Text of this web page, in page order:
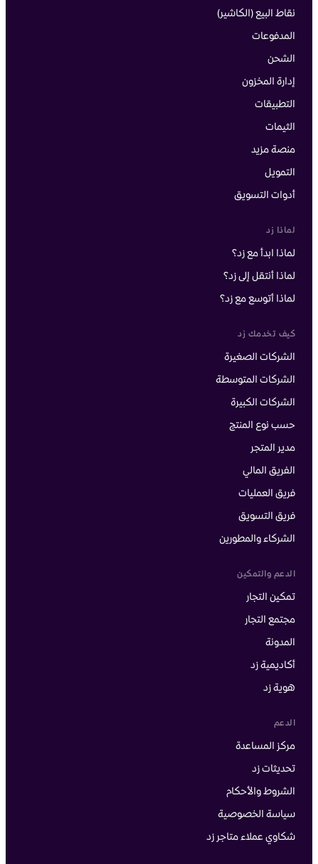
نقاط البيع (الكاشير)
المدفوعات
الشحن
إدارة المخزون
التطبيقات
الثيمات
منصة مزيد
التمويل
أدوات التسويق
لماذا زد
لماذا ابدأ مع زد؟
لماذا أنتقل إلى زد؟
لماذا أتوسع مع زد؟
كيف تخدمك زد
الشركات الصغيرة
الشركات المتوسطة
الشركات الكبيرة
حسب نوع المنتج
مدير المتجر
الفريق المالي
فريق العمليات
فريق التسويق
الشركاء والمطورين
الدعم والتمكين
تمكين التجار
مجتمع التجار
المدونة
أكاديمية زد
هوية زد
الدعم
مركز المساعدة
تحديثات زد
الشروط والأحكام
سياسة الخصوصية
شكاوي عملاء متاجر زد